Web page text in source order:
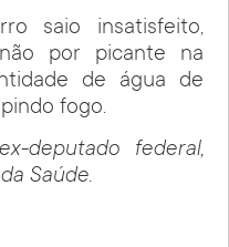
saio insatisfeito,
por picante na
de água de
fogo.
deputado federal,
Saúde.